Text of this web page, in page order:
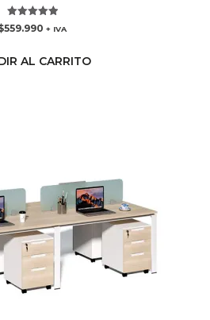
Valorado
con
559.990 + IVA
AL CARRITO